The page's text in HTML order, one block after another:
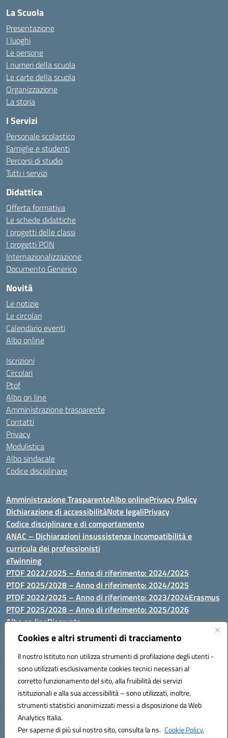
Cookies e altri strumenti di tracciamento
Il nostro Istituto non utilizza strumenti di profilazione degli utenti -
sono utilizzati esclusivamente cookies tecnici necessari al
corretto funzionamento del sito, alla fruibilità dei servizi
istituzionali e alla sua accessibilità – sono utilizzati, inoltre,
strumenti statistici anonimizzati messi a disposizione da Web
Analytics Italia.
Per saperne di più sul nostro sito, consulta la ns. Cookie Policy.
La Scuola
Presentazione
I luoghi
Le persone
I numeri della scuola
Le carte della scuola
Organizzazione
La storia
I Servizi
Personale scolastico
Famiglie e studenti
Percorsi di studio
Tutti i servizi
Didattica
Offerta formativa
Le schede didattiche
I progetti delle classi
I progetti PON
Internazionalizzazione
Documento Generico
Novità
Le notizie
Le circolari
Calendario eventi
Albo online
Iscrizioni
Circolari
Ptof
Albo on line
Amministrazione trasparente
Contatti
Privacy
Modulistica
Albo sindacale
Codice disciplinare
Amministrazione TrasparenteAlbo onlinePrivacy Policy
Dichiarazione di accessibilitàNote legaliPrivacy
Codice disciplinare e di comportamento
ANAC – Dichiarazioni insussistenza incompatibilità e
curricula dei professionisti
eTwinning
PTOF 2022/2025 – Anno di riferimento: 2024/2025
PTOF 2025/2028 – Anno di riferimento: 2024/2025
PTOF 2022/2025 – Anno di riferimento: 2023/2024Erasmus
PTOF 2025/2028 – Anno di riferimento: 2025/2026
Albo on lineRiservata
P.N. Dotazione di attrezzature per le palestre
Via Luna e Sole, 44 07100, Sassari - Tel 079293287 - Fax 0793764116
- Mail: ssvc010009@istruzione.it - PEC: ssvc010009@pec.istruzione.it
- C.F. / P.IVA Convitto 80000150906 - C.F. Scuole 92073300904
Hosting & Powered by 3D Solution S.r.l.